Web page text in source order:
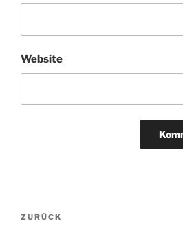
Website
Beitragsnavigation
Vorheriger
ZURÜCK